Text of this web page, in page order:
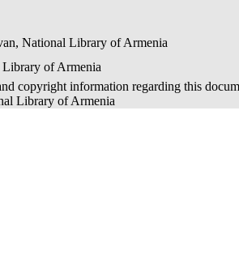
National Library of Armenia
of Armenia
copyright information regarding this
Library of Armenia